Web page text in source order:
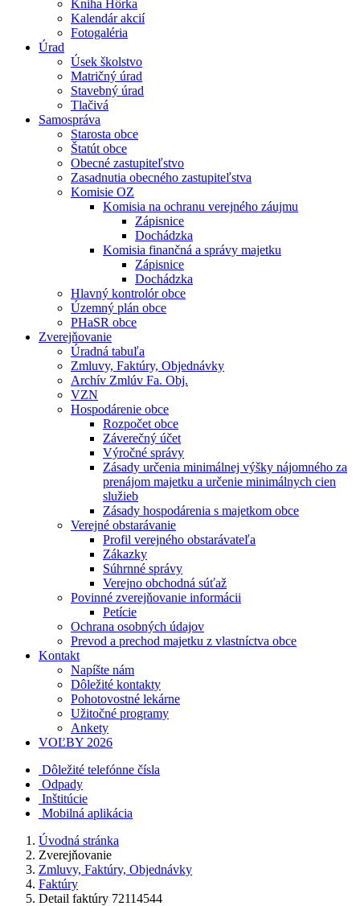
Kniha Hôrka
Kalendár akcií
Fotogaléria
Úrad
Úsek školstvo
Matričný úrad
Stavebný úrad
Tlačivá
Samospráva
Starosta obce
Štatút obce
Obecné zastupiteľstvo
Zasadnutia obecného zastupiteľstva
Komisie OZ
Komisia na ochranu verejného záujmu
Zápisnice
Dochádzka
Komisia finančná a správy majetku
Zápisnice
Dochádzka
Hlavný kontrolór obce
Územný plán obce
PHaSR obce
Zverejňovanie
Úradná tabuľa
Zmluvy, Faktúry, Objednávky
Archív Zmlúv Fa. Obj.
VZN
Hospodárenie obce
Rozpočet obce
Záverečný účet
Výročné správy
Zásady určenia minimálnej výšky nájomného za
prenájom majetku a určenie minimálnych cien
služieb
Zásady hospodárenia s majetkom obce
Verejné obstarávanie
Profil verejného obstarávateľa
Zákazky
Súhrnné správy
Verejno obchodná súťaž
Povinné zverejňovanie informácii
Petície
Ochrana osobných údajov
Prevod a prechod majetku z vlastníctva obce
Kontakt
Napíšte nám
Dôležité kontakty
Pohotovostné lekárne
Užitočné programy
Ankety
VOĽBY 2026
Dôležité telefónne čísla
Odpady
Inštitúcie
Mobilná aplikácia
Úvodná stránka
Zverejňovanie
Zmluvy, Faktúry, Objednávky
Faktúry
Detail faktúry 72114544